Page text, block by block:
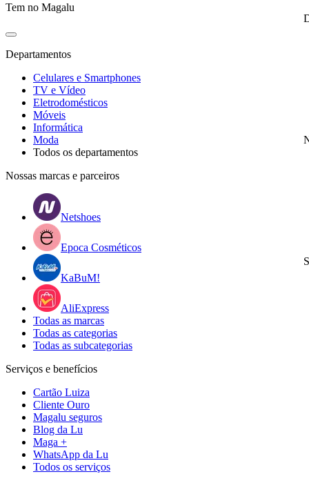
Tem no Magalu
Departamentos
Celulares e Smartphones
TV e Vídeo
Eletrodomésticos
Móveis
Informática
Moda
Todos os departamentos
Nossas marcas e parceiros
Netshoes
Epoca Cosméticos
KaBuM!
AliExpress
Todas as marcas
Todas as categorias
Todas as subcategorias
Serviços e benefícios
Cartão Luiza
Cliente Ouro
Magalu seguros
Blog da Lu
Maga +
WhatsApp da Lu
Todos os serviços